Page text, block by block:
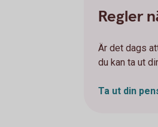
Regler
Är det dags
du kan ta ut
Ta ut din